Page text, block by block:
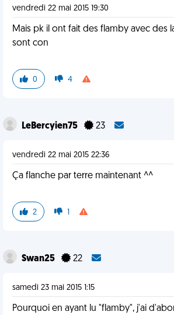
vendredi 22 mai 2015 19:30
Mais pk il ont fait des flamby avec des
sont con
0 4
LeBercyien75 23
vendredi 22 mai 2015 22:36
Ça flanche par terre maintenant ^^
2 1
Swan25 22
samedi 23 mai 2015 1:15
Pourquoi en ayant lu "flamby", j'ai